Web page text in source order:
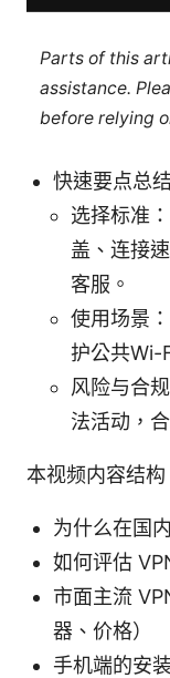
Parts of this
assistance.
before relying
快速要点总结
选择标准
盖、连接
客服。
使用场景
护公共Wi-
风险与合
法活动，
本视频内容结构
为什么在国
如何评估
市面主流
器、价格）
手机端的安